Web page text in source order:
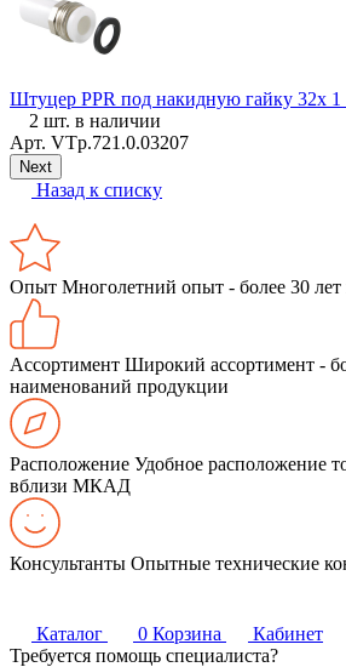
Штуцер PPR под накидную гайку 32x
2 шт. в наличии
Арт. VTp.721.0.03207
Next
Назад к списку
Опыт Многолетний опыт - более 30
Ассортимент Широкий ассортимент -
наименований продукции
Расположение Удобное расположение
вблизи МКАД
Консультанты Опытные технические
Каталог 0 Корзина
Кабинет
Требуется помощь специалиста?